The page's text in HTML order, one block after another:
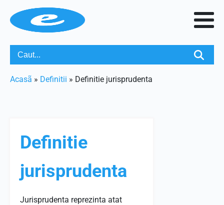
Acasã » Definitii » Definitie jurisprudenta
Definitie
jurisprudenta
Jurisprudenta reprezinta atat